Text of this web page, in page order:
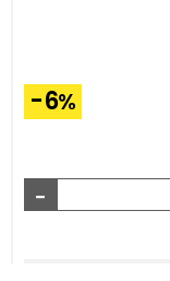
-6%
-